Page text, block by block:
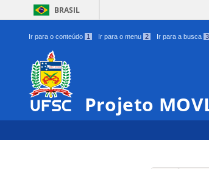
BRASIL
Ir para o conteúdo 1 Ir para o menu 2 Ir para a busca 3
Projeto